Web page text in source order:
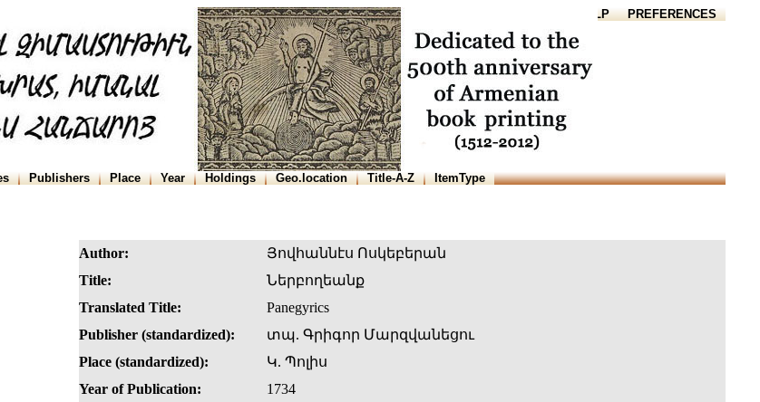
HELP PREFERENCES
Publishers Place Year Holdings Geo.location Title-A-Z ItemType
Author:
Յովհաննէս Ոսկեբերան
Title:
Ներբողեանք
Translated Title:
Panegyrics
Publisher (standardized):
տպ. Գրիգոր Մարզվանեցու
Place (standardized):
Կ. Պոլիս
Year of Publication:
1734